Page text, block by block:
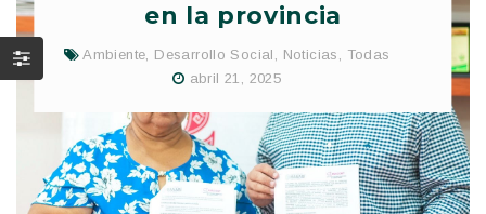
en la provincia
Ambiente Desarrollo Social Noticias
Todas
abril 21, 2025